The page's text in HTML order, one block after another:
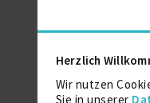
Herzlich
Wir nutzen
Sie in unserer